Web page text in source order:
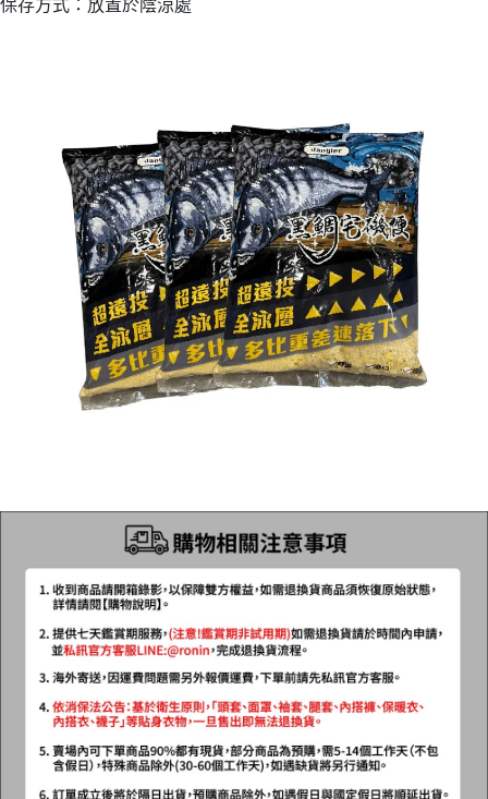
保存方式：放置於陰涼處